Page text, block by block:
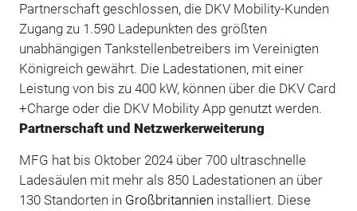
Partnerschaft geschlossen, die DKV Mobility-Kunden
Zugang zu 1.590 Ladepunkten des größten
unabhängigen Tankstellenbetreibers im Vereinigten
Königreich gewährt. Die Ladestationen, mit einer
Leistung von bis zu 400 kW, können über die DKV Card
+Charge oder die DKV Mobility App genutzt werden.
Partnerschaft und Netzwerkerweiterung
MFG hat bis Oktober 2024 über 700 ultraschnelle
Ladesäulen mit mehr als 850 Ladestationen an über
130 Standorten in Großbritannien installiert. Diese